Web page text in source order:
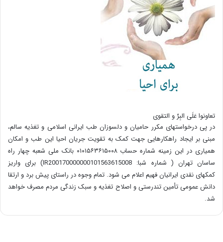
تعاونوا عَلَی البِرِّ و التقوی
در پی درخواستهای مکرر حامیان و دلسوزان طب ایرانی اسلامی و تغذیه سالم،
مبنی بر ایجاد راهکارهایی جهت کمک به تقویت جریان احیا این طب و امکان
همیاری در این زمینه شماره حساب ۰۱۰۱۵۶۳۶۱۵۰۰۸ بانک ملی شعبه چهار راه
ساسان تهران ( شماره شبا: IR200170000000101563615008) برای واریز
کمکهای نقدی ایرانیان فهیم اعلام می شود. تمام وجوه در راستای پیش برد و ارتقا
دانش عمومی تأمین تندرستی و اصلاح تغذیه و سبک زندگی مردم مصرف خواهد
شد.